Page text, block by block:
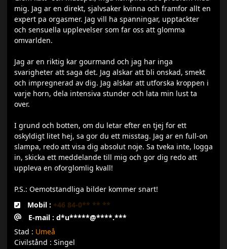
mig. Jag ar en direkt, sjalvsaker kvinna och framfor allt en
expert pa orgasmer. Jag vill ha spanningar, upptackter
och sensuella upplevelser som far oss att glomma
omvarlden.
Jag ar en riktig kar gourmand och jag har inga
svarigheter att saga det. Jag alskar att bli onskad, smekt
och impregnerad av dig. Jag alskar att utforska kroppen i
varje horn, dela intensiva stunder och lata min lust ta
over.
I grund och botten, om du letar efter en tjej for ett
oskyldigt litet hej, sa gor du ett misstag. Jag ar en full-on
slampa, redo att visa dig absolut noje. Sa tveka inte, logga
in, skicka ett meddelande till mig och gor dig redo att
uppleva en oforglomlig kvall!
P.S.: Oemotstandliga bilder kommer snart!
Mobil : +46 84-0** ** **
E-mail : d*u*****@****.***
Stad : Umeå
Civilstånd : Singel